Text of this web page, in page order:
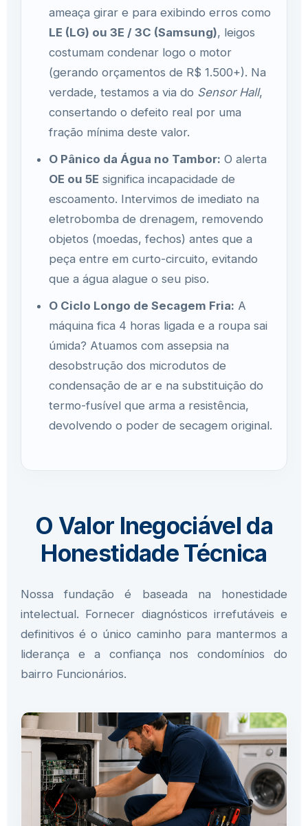
ameaça girar e para exibindo erros como
LE (LG) ou 3E / 3C (Samsung), leigos
costumam condenar logo o motor
(gerando orçamentos de R$ 1.500+). Na
verdade, testamos a via do Sensor Hall,
consertando o defeito real por uma
fração mínima deste valor.
O Pânico da Água no Tambor: O alerta
OE ou 5E significa incapacidade de
escoamento. Intervimos de imediato na
eletrobomba de drenagem, removendo
objetos (moedas, fechos) antes que a
peça entre em curto-circuito, evitando
que a água alague o seu piso.
O Ciclo Longo de Secagem Fria: A
máquina fica 4 horas ligada e a roupa sai
úmida? Atuamos com assepsia na
desobstrução dos microdutos de
condensação de ar e na substituição do
termo-fusível que arma a resistência,
devolvendo o poder de secagem original.
O Valor Inegociável da
Honestidade Técnica
Nossa fundação é baseada na honestidade
intelectual. Fornecer diagnósticos irrefutáveis e
definitivos é o único caminho para mantermos a
liderança e a confiança nos condomínios do
bairro Funcionários.